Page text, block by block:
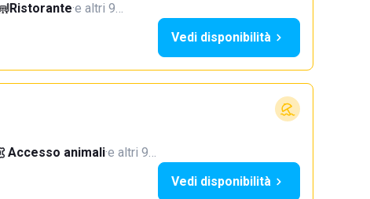
Ristorante·e altri 9…
Vedi disponibilità
Accesso animali·e altri 9…
Vedi disponibilità